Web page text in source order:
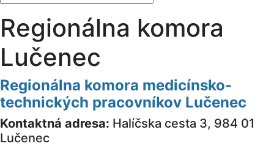
Regionálna komora
Lučenec
Regionálna komora medicínsko-
technických pracovníkov Lučenec
Kontaktná adresa: Halíčska cesta 3, 984 01
Lučenec